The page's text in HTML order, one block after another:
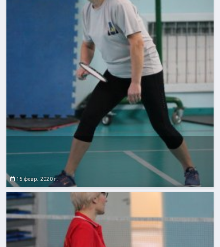
15 февр. 2020 г.